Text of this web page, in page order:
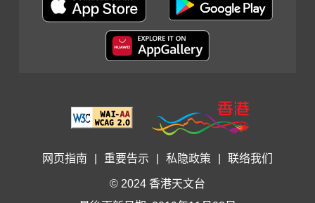
网页指南 重要告示 私隐政策 联络我们
© 2024 香港天文台